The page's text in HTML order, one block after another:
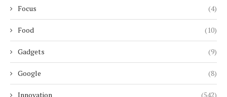
Focus (4)
Food (10)
Gadgets (9)
Google (8)
Innovation (542)